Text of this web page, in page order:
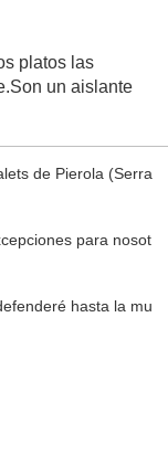
platos las
un aislante
de Pierola (Serra
para nosot
hasta la mu